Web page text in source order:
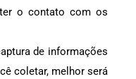
o contato com os
de informações
coletar, melhor será